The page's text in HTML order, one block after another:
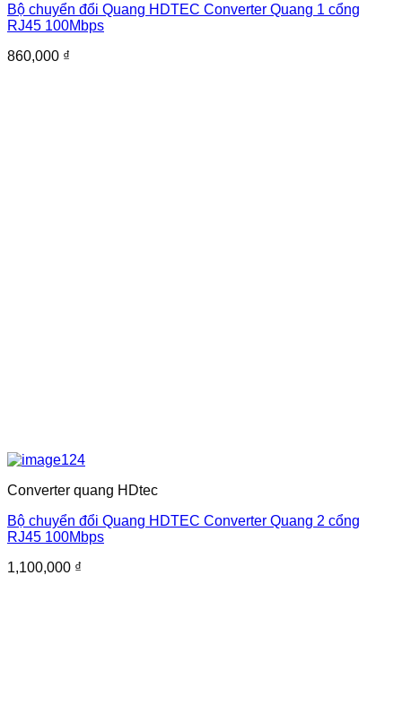
Bộ chuyển đổi Quang HDTEC Converter Quang 1 cổng
RJ45 100Mbps
860,000 ₫
Converter quang HDtec
Bộ chuyển đổi Quang HDTEC Converter Quang 2 cổng
RJ45 100Mbps
1,100,000 ₫